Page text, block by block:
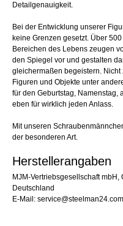
Detailgenauigkeit.
Bei der Entwicklung unserer
keine Grenzen gesetzt. Über
Bereichen des Lebens zeugen
den Spiegel vor und gestalten
gleichermaßen begeistern.
Figuren und Objekte unter
für den Geburtstag, Namenstag,
eben für wirklich jeden Anlass.
Mit unseren
der besonderen Art.
Herstellerangaben
MJM-Vertriebsgesellschaft
Deutschland
E-Mail: service@steelman24.com